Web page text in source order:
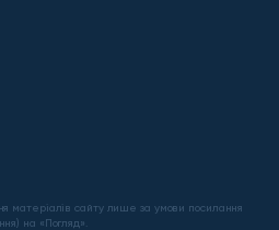
матеріалів сайту лише за умови посилання
на «Погляд».